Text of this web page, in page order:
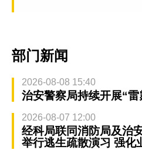
部门新闻
2026-08-08 15:40
治安警察局持续开展“
2026-08-07 12:00
经科局联同消防局及治
举行逃生疏散演习 强化